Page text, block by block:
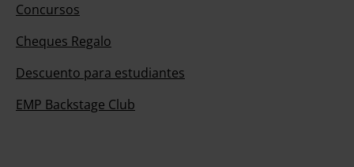
Concursos
Cheques Regalo
Descuento para estudiantes
EMP Backstage Club